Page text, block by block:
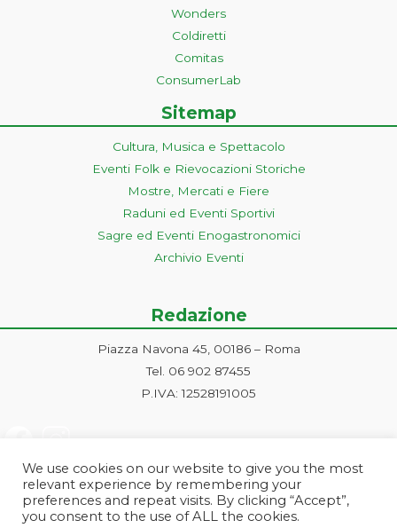
Wonders
Coldiretti
Comitas
ConsumerLab
Sitemap
Cultura, Musica e Spettacolo
Eventi Folk e Rievocazioni Storiche
Mostre, Mercati e Fiere
Raduni ed Eventi Sportivi
Sagre ed Eventi Enogastronomici
Archivio Eventi
Redazione
Piazza Navona 45, 00186 – Roma
Tel. 06 902 87455
P.IVA: 12528191005
We use cookies on our website to give you the most
relevant experience by remembering your
preferences and repeat visits. By clicking “Accept”,
you consent to the use of ALL the cookies.